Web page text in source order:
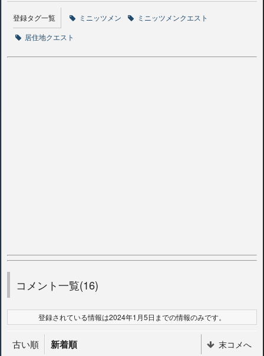
登録タグ一覧 ミニッツメン
ミニッツメンクエスト
居住地クエスト
コメント一覧(16)
登録されている情報は2024年1月5日までの情報のみです。
古い順 新着順
末コメへ